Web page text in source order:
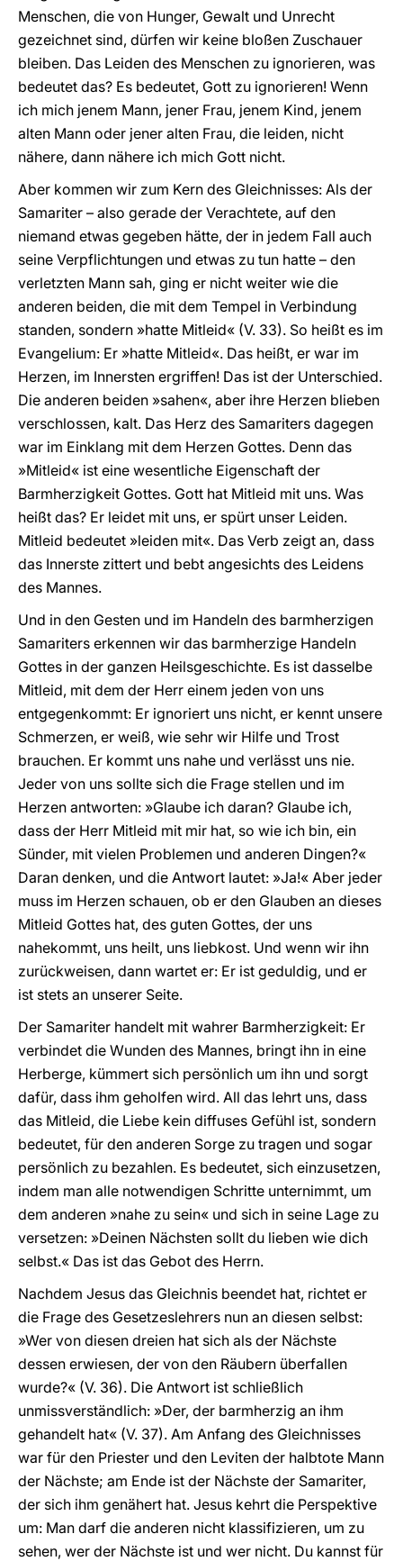
Menschen, die von Hunger, Gewalt und Unrecht
gezeichnet sind, dürfen wir keine bloßen Zuschauer
bleiben. Das Leiden des Menschen zu ignorieren, was
bedeutet das? Es bedeutet, Gott zu ignorieren! Wenn
ich mich jenem Mann, jener Frau, jenem Kind, jenem
alten Mann oder jener alten Frau, die leiden, nicht
nähere, dann nähere ich mich Gott nicht.
Aber kommen wir zum Kern des Gleichnisses: Als der
Samariter – also gerade der Verachtete, auf den
niemand etwas gegeben hätte, der in jedem Fall auch
seine Verpflichtungen und etwas zu tun hatte – den
verletzten Mann sah, ging er nicht weiter wie die
anderen beiden, die mit dem Tempel in Verbindung
standen, sondern »hatte Mitleid« (V. 33). So heißt es im
Evangelium: Er »hatte Mitleid«. Das heißt, er war im
Herzen, im Innersten ergriffen! Das ist der Unterschied.
Die anderen beiden »sahen«, aber ihre Herzen blieben
verschlossen, kalt. Das Herz des Samariters dagegen
war im Einklang mit dem Herzen Gottes. Denn das
»Mitleid« ist eine wesentliche Eigenschaft der
Barmherzigkeit Gottes. Gott hat Mitleid mit uns. Was
heißt das? Er leidet mit uns, er spürt unser Leiden.
Mitleid bedeutet »leiden mit«. Das Verb zeigt an, dass
das Innerste zittert und bebt angesichts des Leidens
des Mannes.
Und in den Gesten und im Handeln des barmherzigen
Samariters erkennen wir das barmherzige Handeln
Gottes in der ganzen Heilsgeschichte. Es ist dasselbe
Mitleid, mit dem der Herr einem jeden von uns
entgegenkommt: Er ignoriert uns nicht, er kennt unsere
Schmerzen, er weiß, wie sehr wir Hilfe und Trost
brauchen. Er kommt uns nahe und verlässt uns nie.
Jeder von uns sollte sich die Frage stellen und im
Herzen antworten: »Glaube ich daran? Glaube ich,
dass der Herr Mitleid mit mir hat, so wie ich bin, ein
Sünder, mit vielen Problemen und anderen Dingen?«
Daran denken, und die Antwort lautet: »Ja!« Aber jeder
muss im Herzen schauen, ob er den Glauben an dieses
Mitleid Gottes hat, des guten Gottes, der uns
nahekommt, uns heilt, uns liebkost. Und wenn wir ihn
zurückweisen, dann wartet er: Er ist geduldig, und er
ist stets an unserer Seite.
Der Samariter handelt mit wahrer Barmherzigkeit: Er
verbindet die Wunden des Mannes, bringt ihn in eine
Herberge, kümmert sich persönlich um ihn und sorgt
dafür, dass ihm geholfen wird. All das lehrt uns, dass
das Mitleid, die Liebe kein diffuses Gefühl ist, sondern
bedeutet, für den anderen Sorge zu tragen und sogar
persönlich zu bezahlen. Es bedeutet, sich einzusetzen,
indem man alle notwendigen Schritte unternimmt, um
dem anderen »nahe zu sein« und sich in seine Lage zu
versetzen: »Deinen Nächsten sollt du lieben wie dich
selbst.« Das ist das Gebot des Herrn.
Nachdem Jesus das Gleichnis beendet hat, richtet er
die Frage des Gesetzeslehrers nun an diesen selbst:
»Wer von diesen dreien hat sich als der Nächste
dessen erwiesen, der von den Räubern überfallen
wurde?« (V. 36). Die Antwort ist schließlich
unmissverständlich: »Der, der barmherzig an ihm
gehandelt hat« (V. 37). Am Anfang des Gleichnisses
war für den Priester und den Leviten der halbtote Mann
der Nächste; am Ende ist der Nächste der Samariter,
der sich ihm genähert hat. Jesus kehrt die Perspektive
um: Man darf die anderen nicht klassifizieren, um zu
sehen, wer der Nächste ist und wer nicht. Du kannst für